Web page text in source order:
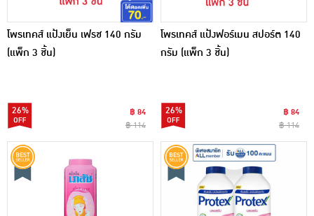
โพรเทคส์ แป้งเย็น เฟรช 140 กรัม
(แพ็ก 3 ชิ้น)
26%
฿ 84
฿ 114
โพรเทคส์ แป้งฟอร์เมน สปอร์ต 140
กรัม (แพ็ก 3 ชิ้น)
26%
฿ 84
฿ 114